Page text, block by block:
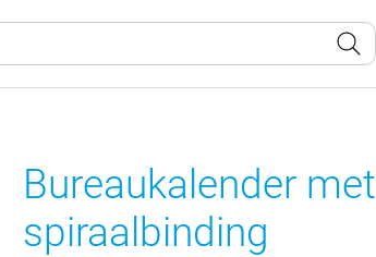
Bureaukalender met
spiraalbinding